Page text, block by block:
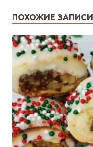
ПОХОЖИЕ ЗАПИСИ